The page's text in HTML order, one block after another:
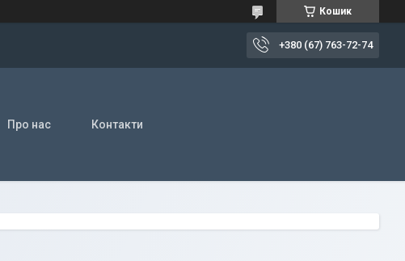
Кошик
+380 (67) 763-72-74
Про нас Контакти